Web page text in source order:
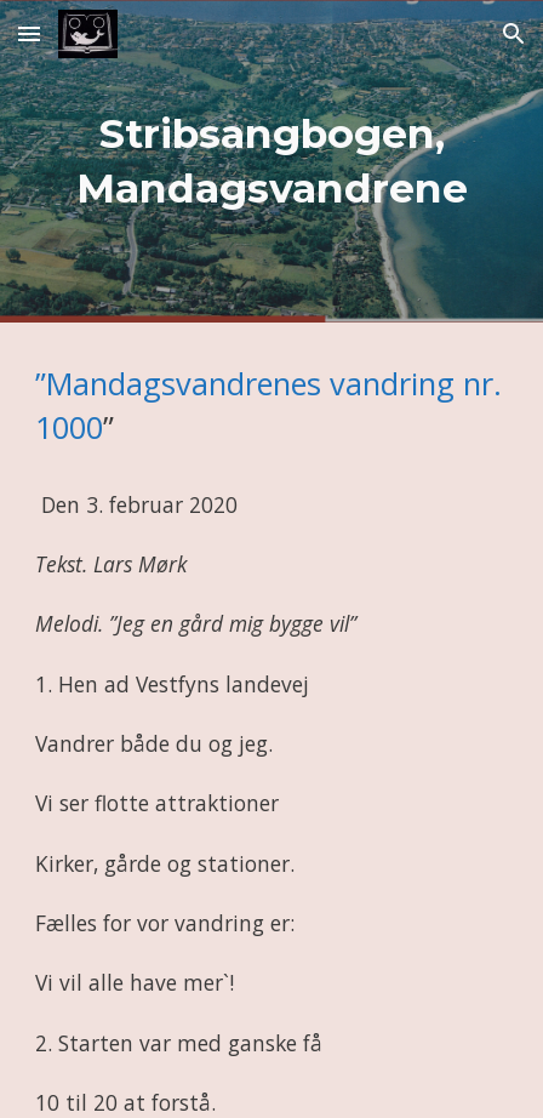
Skip to main content Skip to navigation
Stribsangbogen,
Mandagsvandrene
”Mandagsvandrenes vandring nr.
1000”
Den 3. februar 2020
Tekst. Lars Mørk
Melodi. ”Jeg en gård mig bygge vil”
1. Hen ad Vestfyns landevej
Vandrer både du og jeg.
Vi ser flotte attraktioner
Kirker, gårde og stationer.
Fælles for vor vandring er:
Vi vil alle have mer`!
2. Starten var med ganske få
10 til 20 at forstå.